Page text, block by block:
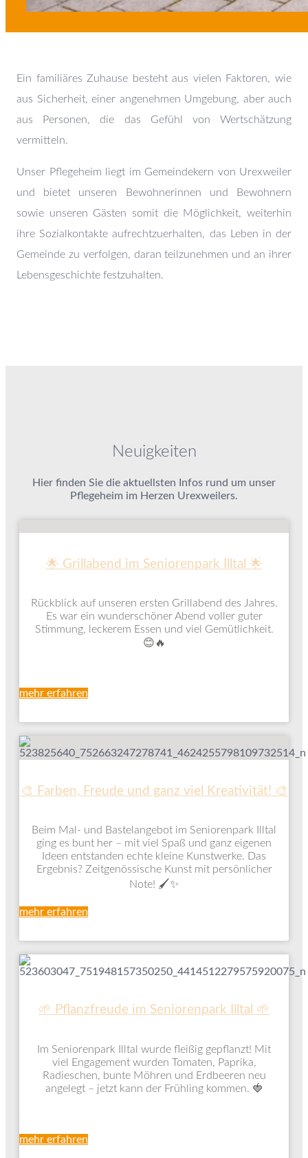
Ein familiäres Zuhause besteht aus vielen Faktoren, wie
aus Sicherheit, einer angenehmen Umgebung, aber auch
aus Personen, die das Gefühl von Wertschätzung
vermitteln.
Unser Pflegeheim liegt im Gemeindekern von Urexweiler
und bietet unseren Bewohnerinnen und Bewohnern
sowie unseren Gästen somit die Möglichkeit, weiterhin
ihre Sozialkontakte aufrechtzuerhalten, das Leben in der
Gemeinde zu verfolgen, daran teilzunehmen und an ihrer
Lebensgeschichte festzuhalten.
Neuigkeiten
Hier finden Sie die aktuellsten Infos rund um unser
Pflegeheim im Herzen Urexweilers.
🌟 Grillabend im Seniorenpark Illtal 🌟
Rückblick auf unseren ersten Grillabend des Jahres.
Es war ein wunderschöner Abend voller guter
Stimmung, leckerem Essen und viel Gemütlichkeit.
😊🔥
mehr erfahren
🎨 Farben, Freude und ganz viel Kreativität! 🎨
Beim Mal- und Bastelangebot im Seniorenpark Illtal
ging es bunt her – mit viel Spaß und ganz eigenen
Ideen entstanden echte kleine Kunstwerke. Das
Ergebnis? Zeitgenössische Kunst mit persönlicher
Note! 🖌️✨
mehr erfahren
🌱 Pflanzfreude im Seniorenpark Illtal 🌱
Im Seniorenpark Illtal wurde fleißig gepflanzt! Mit
viel Engagement wurden Tomaten, Paprika,
Radieschen, bunte Möhren und Erdbeeren neu
angelegt – jetzt kann der Frühling kommen. 🍓
mehr erfahren